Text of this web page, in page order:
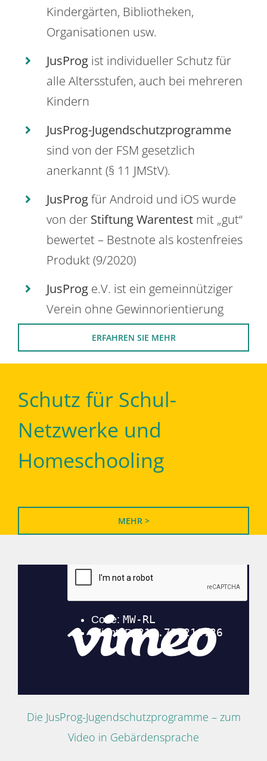
Kindergärten, Bibliotheken,
Organisationen usw.
JusProg ist individueller Schutz für
alle Altersstufen, auch bei mehreren
Kindern
JusProg-Jugendschutzprogramme
sind von der FSM gesetzlich
anerkannt (§ 11 JMStV).
JusProgfür Android und iOS wurde
von der Stiftung Warentest mit „gut“
bewertet – Bestnote als kostenfreies
Produkt (9/2020)
JusProg e.V. ist ein gemeinnütziger
Verein ohne Gewinnorientierung
ERFAHREN SIE MEHR
Schutz für Schul-
Netzwerke und
Homeschooling
MEHR >
Die JusProg-Jugendschutzprogramme – zum
Video in Gebärdensprache